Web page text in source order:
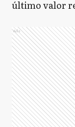
último valor
Ads